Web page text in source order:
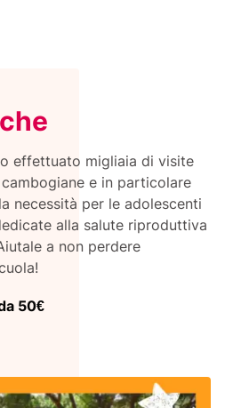
effettuato migliaia di visite
e in particolare
necessità per le adolescenti
alla salute riproduttiva
a non perdere
50€